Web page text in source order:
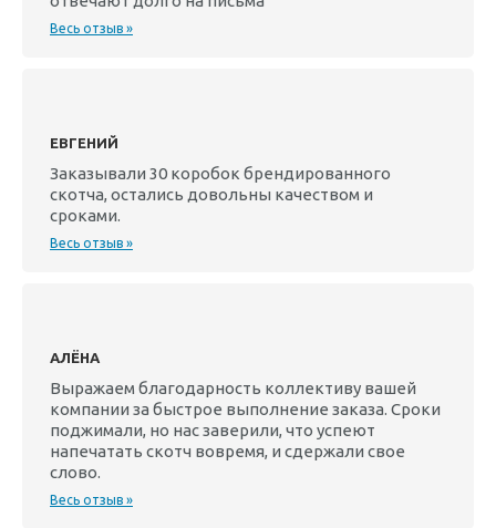
Весь отзыв »
ЕВГЕНИЙ
Заказывали 30 коробок брендированного
скотча, остались довольны качеством и
сроками.
Весь отзыв »
АЛЁНА
Выражаем благодарность коллективу вашей
компании за быстрое выполнение заказа. Сроки
поджимали, но нас заверили, что успеют
напечатать скотч вовремя, и сдержали свое
слово.
Весь отзыв »